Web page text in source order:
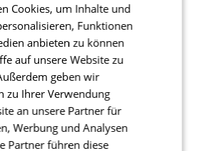
Cookies, um Inhalte und
Funktionen
anbieten zu können
auf unsere Website zu
geben wir
zu Ihrer Verwendung
an unsere Partner für
Werbung und Analysen
Partner führen diese